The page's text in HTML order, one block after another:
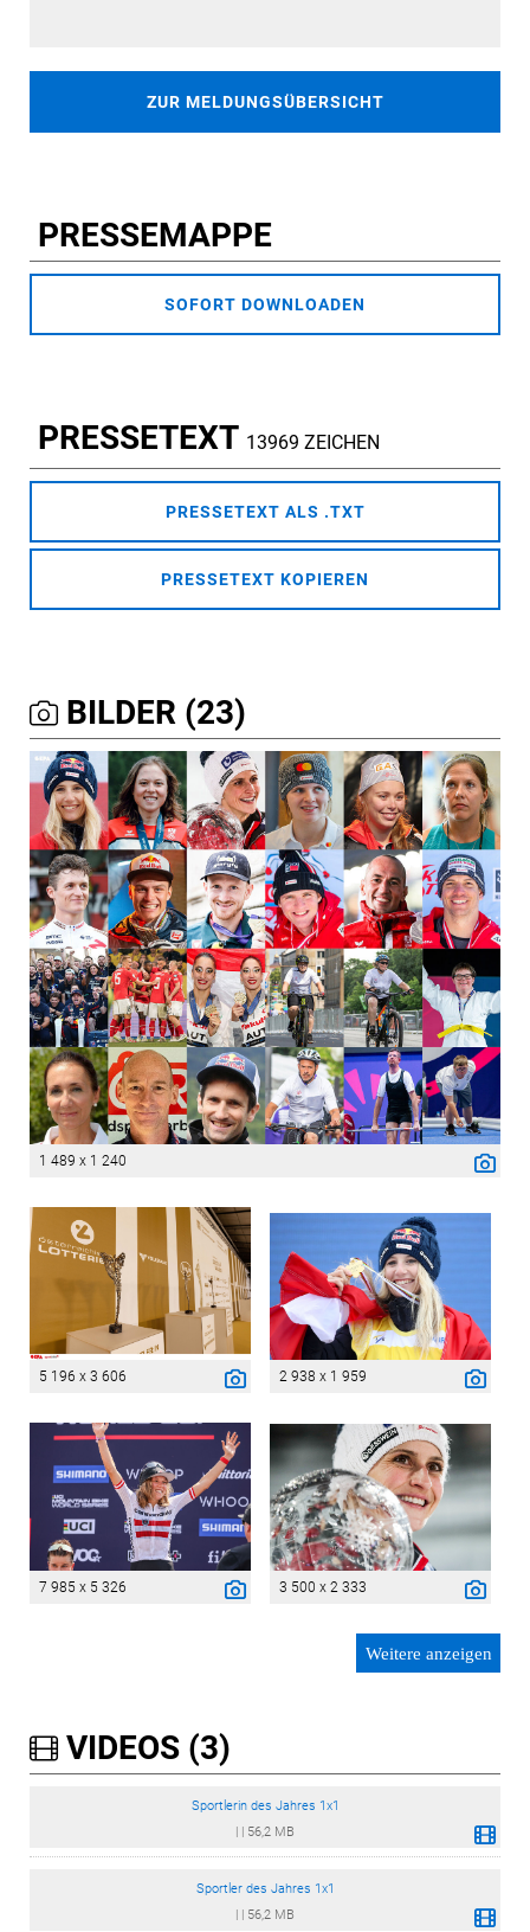
ZUR MELDUNGSÜBERSICHT
PRESSEMAPPE
SOFORT DOWNLOADEN
PRESSETEXT 13969 ZEICHEN
PRESSETEXT ALS .TXT
PRESSETEXT KOPIEREN
BILDER (23)
1 489 x 1 240
5 196 x 3 606 2 938 x 1 959
7 985 x 5 326 3 500 x 2 333
Weitere anzeigen
VIDEOS (3)
Sportlerin des Jahres 1x1
56,2 MB
Sportler des Jahres 1x1
56,2 MB